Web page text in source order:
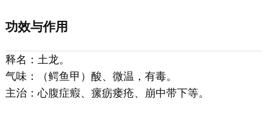
功效与作用
释名：土龙。
气味：（鳄鱼甲）酸、微温，有毒。
主治：心腹症瘕、瘰疬瘘疮、崩中带下等。